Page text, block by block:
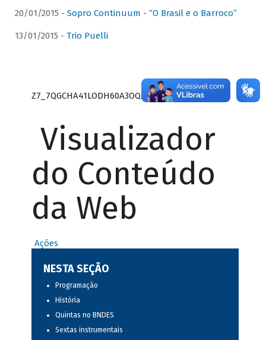
20/01/2015 - Sopro Continuum - “O Brasil e o Barroco”
13/01/2015 - Trio Puelli
Z7_7QGCHA41LODH60A3OQA8RN1415
Visualizador
do Conteúdo
da Web
Ações
NESTA SEÇÃO
Programação
História
Quintas no BNDES
Sextas instrumentais